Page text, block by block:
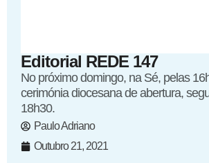
Editorial REDE 147
No próximo domingo, na Sé, pelas
cerimónia diocesana de abertura,
18h30.
Paulo Adriano
Outubro 21, 2021